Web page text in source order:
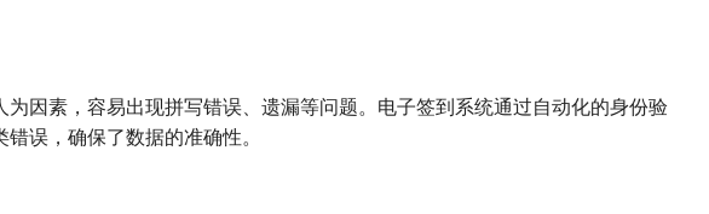
为因素，容易出现拼写错误、遗漏等问题。电子签到系统通过自动化的身份验
误，确保了数据的准确性。